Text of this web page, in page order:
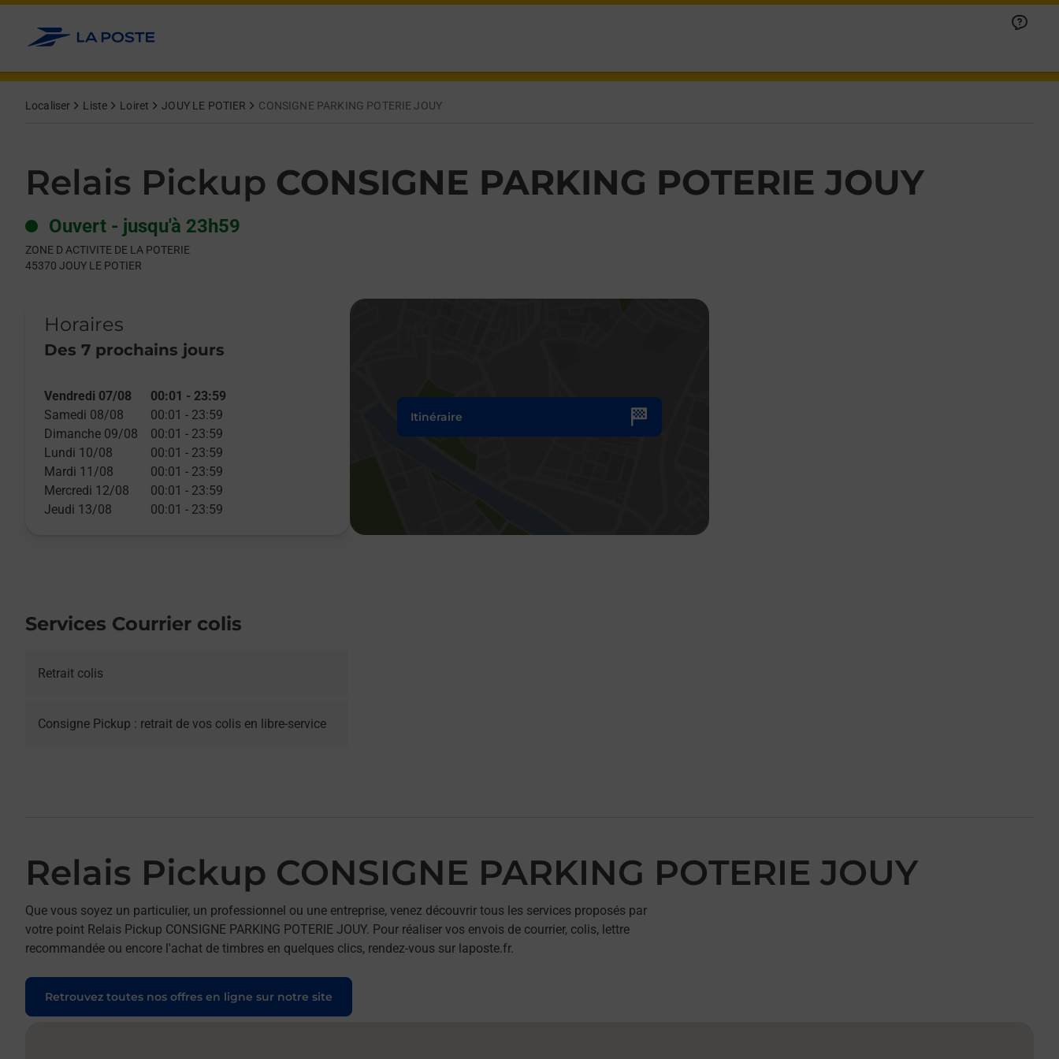
Allez au contenu
Localiser Liste Loiret JOUY LE POTIER CONSIGNE PARKING POTERIE JOUY
Relais Pickup CONSIGNE PARKING POTERIE JOUY
Ouvert - jusqu'à 23h59
ZONE D ACTIVITE DE LA POTERIE
45370 JOUY LE POTIER
Horaires
Des 7 prochains jours
Day of the WeekHours
Vendredi 07/08 00:01 - 23:59
Samedi 08/08
00:01 - 23:59
Dimanche 09/08
00:01 - 23:59
Lundi 10/08
00:01 - 23:59
Mardi 11/08
00:01 - 23:59
Mercredi 12/08
00:01 - 23:59
Jeudi 13/08
00:01 - 23:59
Itinéraire
Services Courrier colis
Retrait colis
Consigne Pickup : retrait de vos colis en libre-service
Relais Pickup CONSIGNE PARKING POTERIE JOUY
Que vous soyez un particulier, un professionnel ou une entreprise, venez découvrir tous les services proposés par
votre point Relais Pickup CONSIGNE PARKING POTERIE JOUY. Pour réaliser vos envois de courrier, colis, lettre
recommandée ou encore l'achat de timbres en quelques clics, rendez-vous sur laposte.fr.
Retrouvez toutes nos offres en ligne sur notre site
Get directions to Relais Pickup at ZONE D ACTIVITE DE LA POTERIE JOUY LE POTIER,
lien s'ouvre dans un nouvel onglet